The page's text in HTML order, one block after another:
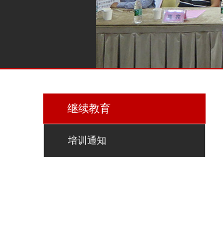
继续教育
培训通知